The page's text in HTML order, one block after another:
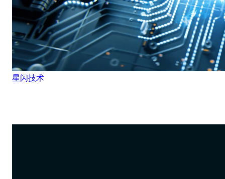
星闪技术